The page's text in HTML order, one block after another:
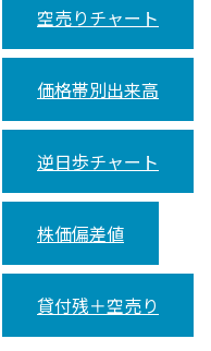
空売りチャート
価格帯別出来高
逆日歩チャート
株価偏差値
貸付残＋空売り